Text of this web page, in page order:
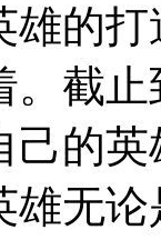
的打
。截
己的
雄无